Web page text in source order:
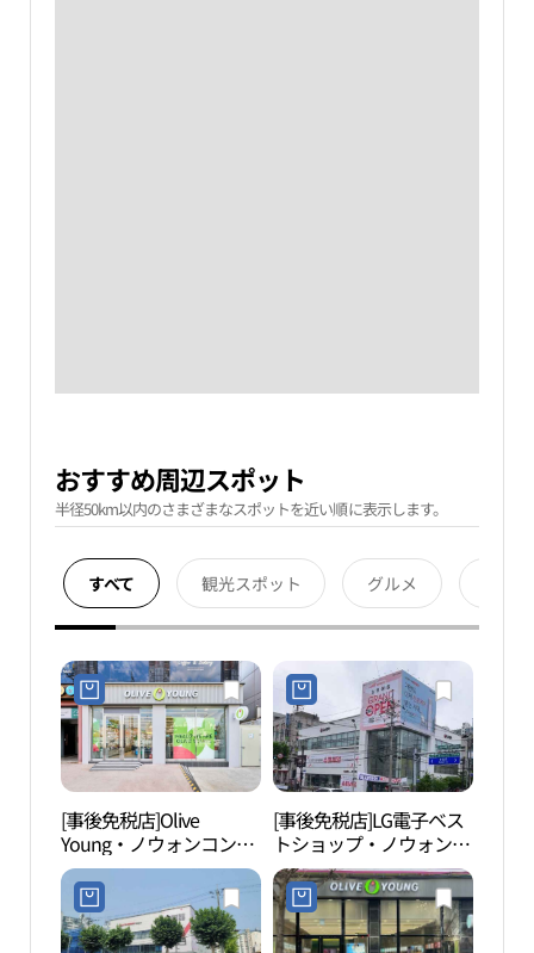
おすすめ周辺スポット
半径50km以内のさまざまなスポットを近い順に表示します。
すべて 観光スポット グルメ
[事後免税店]Olive
Young・ノウォンコンヌ
ン（蘆原孔陵）店(올리
브영 노원공릉점)
[事後免税店]LG電子ベス
トショップ・ノウォン
（蘆原）本店(LG전자 베
스트샵 노원본점)